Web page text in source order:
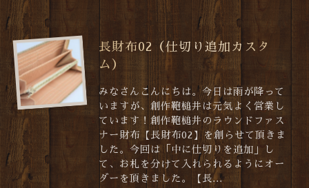
長財布02（仕切り追加カスタ
ム）
みなさんこんにちは。今日は雨が降って
いますが、創作鞄槌井は元気よく営業し
ています！創作鞄槌井のラウンドファス
ナー財布【長財布02】を創らせて頂きま
した。今回は「中に仕切りを追加」し
て、お札を分けて入れられるようにオー
ダーを頂きました。【長...